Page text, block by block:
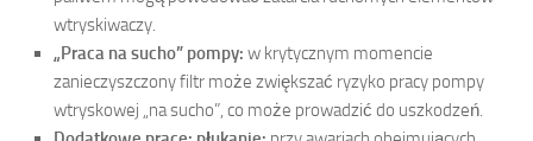
wtryskiwaczy.
„Praca na sucho” pompy: w krytycznym momencie
zanieczyszczony filtr może zwiększać ryzyko pracy pompy
wtryskowej „na sucho”, co może prowadzić do uszkodzeń.